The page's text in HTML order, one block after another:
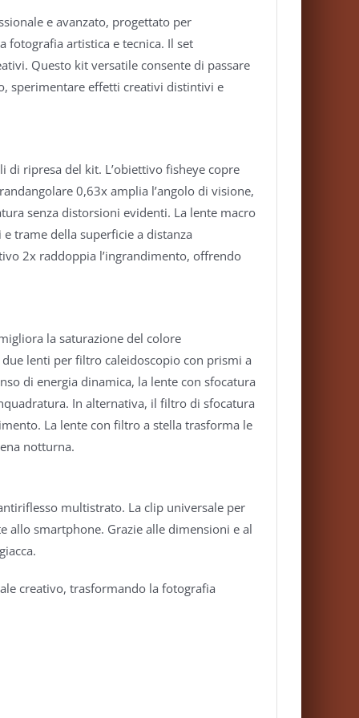
e avanzato, progettato per
artistica e tecnica. Il set
Questo kit versatile consente di passare
sperimentare effetti creativi distintivi e
ripresa del kit. L’obiettivo fisheye copre
0,63x amplia l’angolo di visione,
senza distorsioni evidenti. La lente macro
trame della superficie a distanza
2x raddoppia l’ingrandimento, offrendo
la saturazione del colore
lenti per filtro caleidoscopio con prismi a
di energia dinamica, la lente con sfocatura
In alternativa, il filtro di sfocatura
La lente con filtro a stella trasforma le
notturna.
multistrato. La clip universale per
allo smartphone. Grazie alle dimensioni e al
creativo, trasformando la fotografia